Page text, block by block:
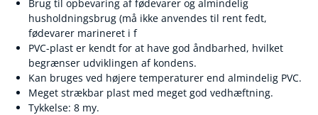
Brug til opbevaring af fødevarer og almindelig
husholdningsbrug (må ikke anvendes til rent fedt,
fødevarer marineret i f
PVC-plast er kendt for at have god åndbarhed, hvilket
begrænser udviklingen af kondens.
Kan bruges ved højere temperaturer end almindelig PVC.
Meget strækbar plast med meget god vedhæftning.
Tykkelse: 8 my.